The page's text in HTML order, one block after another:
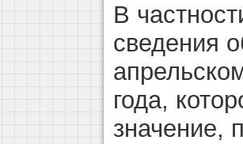
В
сведения
года,
значение,